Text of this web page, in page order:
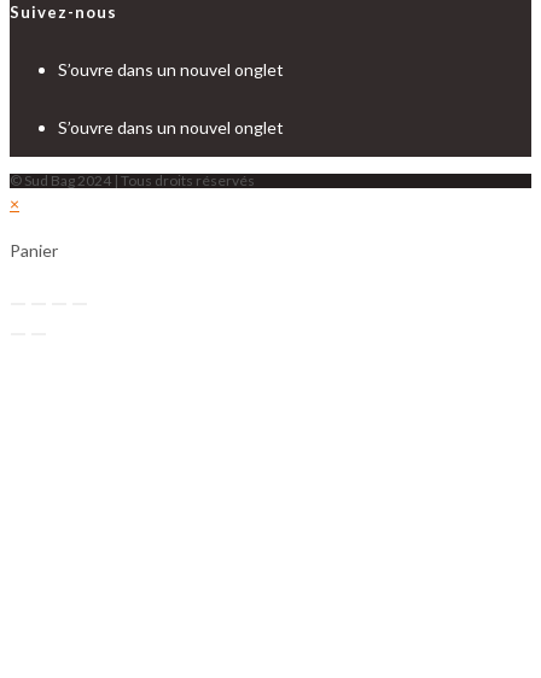
Suivez-nous
S’ouvre dans un nouvel onglet
S’ouvre dans un nouvel onglet
© Sud Bag 2024 | Tous droits réservés
×
Panier